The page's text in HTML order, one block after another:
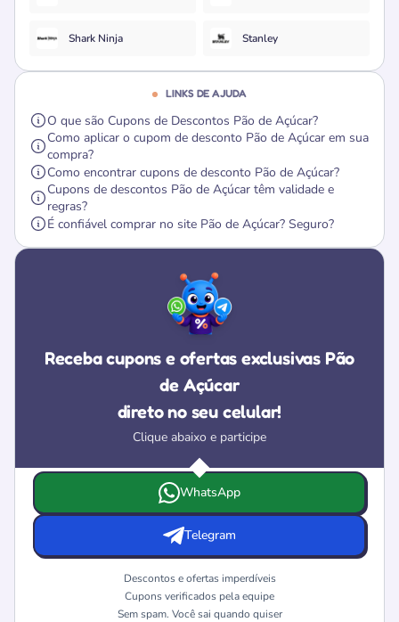
Shark Ninja Stanley
LINKS DE AJUDA
O que são Cupons de Descontos Pão de Açúcar?
Como aplicar o cupom de desconto Pão de Açúcar em sua
compra?
Como encontrar cupons de desconto Pão de Açúcar?
Cupons de descontos Pão de Açúcar têm validade e
regras?
É confiável comprar no site Pão de Açúcar? Seguro?
Receba cupons e ofertas exclusivas Pão
de Açúcar
direto no seu celular!
Clique abaixo e participe
Escolha onde deseja receber as ofertas e cupons da Pão
WhatsApp
Telegram
Descontos e ofertas imperdíveis
Cupons verificados pela equipe
Sem spam. Você sai quando quiser